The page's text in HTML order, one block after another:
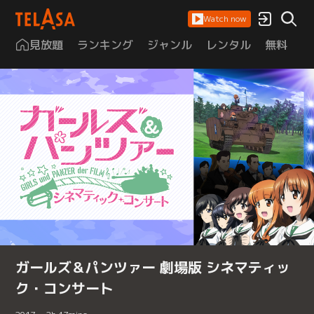
Watch now
見放題 ランキング ジャンル レンタル 無料
ガールズ＆パンツァー 劇場版 シネマティッ
ク・コンサート